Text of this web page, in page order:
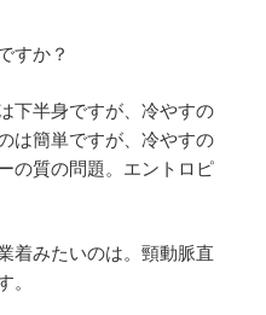
すか？
下半身ですが、冷やすの
は簡単ですが、冷やすの
の質の問題。エントロピ
着みたいのは。頸動脈直
。